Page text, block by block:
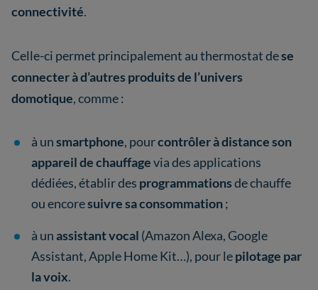
connectivité.
Celle-ci permet principalement au thermostat dese
connecter à d’autres produits de l’univers
domotique, comme :
à unsmartphone, pourcontrôler à distance son
appareil de chauffagevia des applications
dédiées, établir des programmationsde chauffe
ou encoresuivre sa consommation;
à unassistant vocal (Amazon Alexa, Google
Assistant, Apple Home Kit…), pour lepilotage par
la voix.